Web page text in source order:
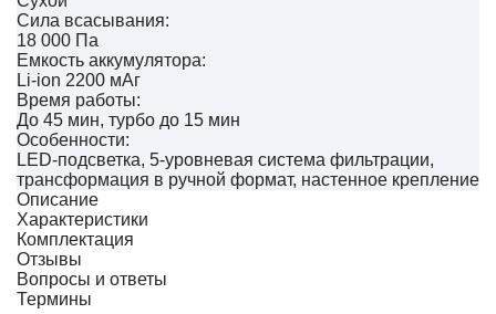
Сила всасывания:
18 000 Па
Емкость аккумулятора:
Li-ion 2200 мАг
Время работы:
До 45 мин, турбо до 15 мин
Особенности:
LED-подсветка, 5-уровневая система фильтрации,
трансформация в ручной формат, настенное крепление
Описание
Характеристики
Комплектация
Отзывы
Вопросы и ответы
Термины